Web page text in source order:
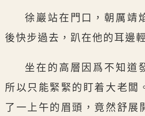
徐巖站在門口，朝厲靖
後快步過去，趴在他的耳邊
坐在的高層因爲不知道
所以只能緊緊的盯着大老闆
了一上午的眉頭，竟然舒展